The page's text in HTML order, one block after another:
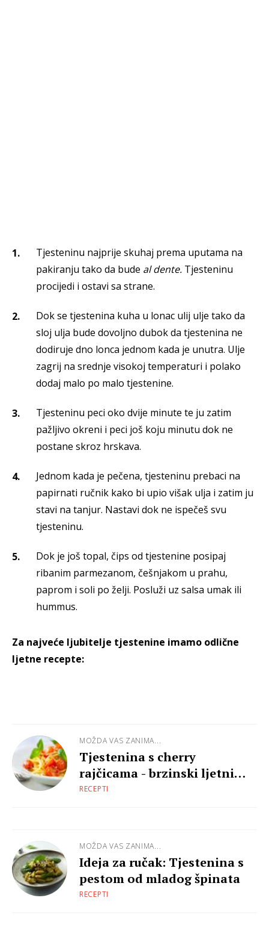
Tjesteninu najprije skuhaj prema uputama na
pakiranju tako da bude al dente. Tjesteninu
procijedi i ostavi sa strane.
Dok se tjestenina kuha u lonac ulij ulje tako da
sloj ulja bude dovoljno dubok da tjestenina ne
dodiruje dno lonca jednom kada je unutra. Ulje
zagrij na srednje visokoj temperaturi i polako
dodaj malo po malo tjestenine.
Tjesteninu peci oko dvije minute te ju zatim
pažljivo okreni i peci još koju minutu dok ne
postane skroz hrskava.
Jednom kada je pečena, tjesteninu prebaci na
papirnati ručnik kako bi upio višak ulja i zatim ju
stavi na tanjur. Nastavi dok ne ispečeš svu
tjesteninu.
Dok je još topal, čips od tjestenine posipaj
ribanim parmezanom, češnjakom u prahu,
paprom i soli po želji. Posluži uz salsa umak ili
hummus.
Za najveće ljubitelje tjestenine imamo odlične
ljetne recepte:
MOŽDA VAS ZANIMA...
Tjestenina s cherry
rajčicama - brzinski ljetni
ručak
RECEPTI
MOŽDA VAS ZANIMA...
Ideja za ručak: Tjestenina s
pestom od mladog špinata
RECEPTI